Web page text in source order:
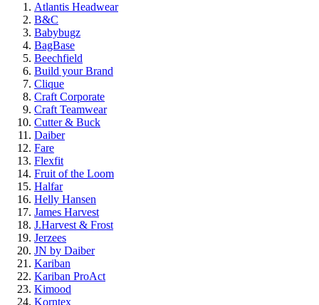
Atlantis Headwear
B&C
Babybugz
BagBase
Beechfield
Build your Brand
Clique
Craft Corporate
Craft Teamwear
Cutter & Buck
Daiber
Fare
Flexfit
Fruit of the Loom
Halfar
Helly Hansen
James Harvest
J.Harvest & Frost
Jerzees
JN by Daiber
Kariban
Kariban ProAct
Kimood
Korntex